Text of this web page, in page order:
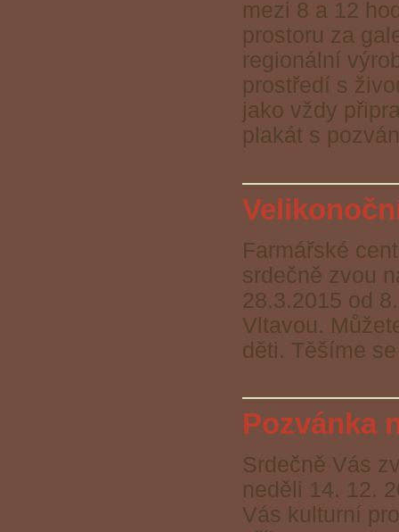
mezi 8 a 12
prostoru za
regionální
prostředí s
jako vždy
plakát s
Farmářské
srdečně zvou
28.3.2015 od
Vltavou.
děti. Těšíme
Pozvánka
Srdečně Vás
neděli 14. 12.
Vás kulturní